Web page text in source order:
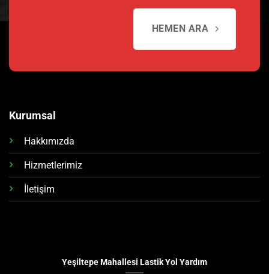
HEMEN ARA
Kurumsal
Hakkımızda
Hizmetlerimiz
İletişim
Yeşiltepe Mahallesi Lastik Yol Yardım